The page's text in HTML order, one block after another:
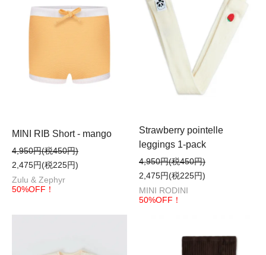
MINI RIB Short - mango
4,950円(税450円)
2,475円(税225円)
Zulu & Zephyr
50%OFF！
Strawberry pointelle
leggings 1-pack
4,950円(税450円)
2,475円(税225円)
MINI RODINI
50%OFF！